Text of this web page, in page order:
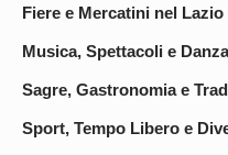
Fiere e Mercatini nel Lazio
Musica, Spettacoli e
Sagre, Gastronomia e
Sport, Tempo Libero e